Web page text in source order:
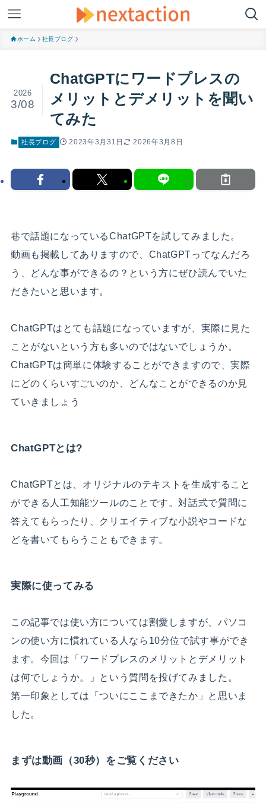
ホーム 社長ブログ
ChatGPTにワードプレスの
メリットとデメリットを聞い
てみた
2026
3/08
社長ブログ 2023年3月31日 2026年3月8日
巷で話題になっているChatGPTを試してみました。
動画も掲載してありますので、ChatGPTってなんだろ
う、どんな事ができるの？という方にぜひ読んでいた
だきたいと思います。
ChatGPTはとても話題になっていますが、実際に見た
ことがないという方も多いのではないでしょうか。
ChatGPTは簡単に体験することができますので、実際
にどのくらいすごいのか、どんなことができるのか見
ていきましょう
ChatGPTとは?
ChatGPTとは、オリジナルのテキストを生成すること
ができる人工知能ツールのことです。対話式で質問に
答えてもらったり、クリエイティブな小説やコードな
どを書いてもらうこともできます。
実際に使ってみる
この記事では使い方については割愛しますが、パソコ
ンの使い方に慣れている人なら10分位で試す事ができ
ます。今回は「ワードプレスのメリットとデメリット
は何でしょうか。」という質問を投げてみました。
第一印象としては「ついにここまできたか」と思いま
した。
まずは動画（30秒）をご覧ください
動